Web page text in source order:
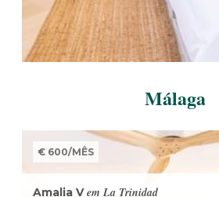
Málaga
€ 600/MÊS
Amalia V em La Trinidad